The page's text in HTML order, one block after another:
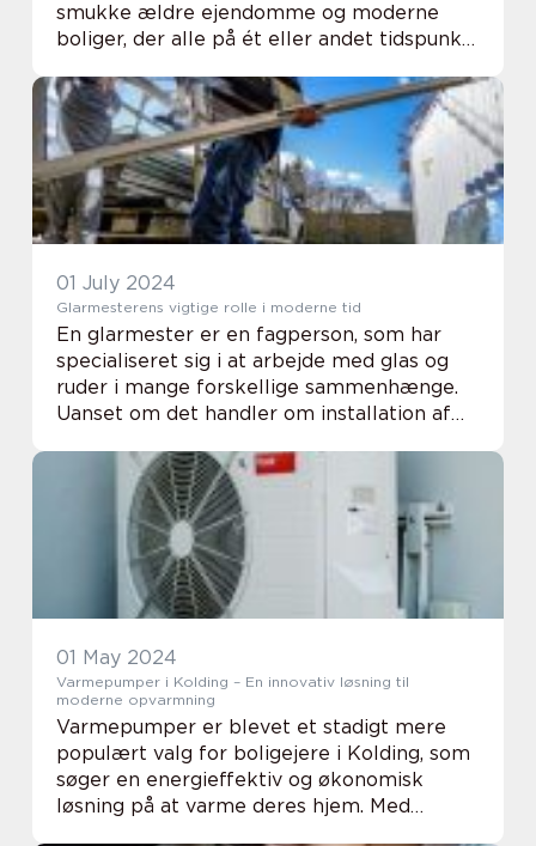
smukke ældre ejendomme og moderne
boliger, der alle på ét eller andet tidspunkt
omgang maling kan gøre underværker for
en boligs udseen...
01 July 2024
Glarmesterens vigtige rolle i moderne tid
En glarmester er en fagperson, som har
specialiseret sig i at arbejde med glas og
ruder i mange forskellige sammenhænge.
Uanset om det handler om installation af
specialdesign af glasdøre og -facader, så ...
01 May 2024
Varmepumper i Kolding – En innovativ løsning til
moderne opvarmning
Varmepumper er blevet et stadigt mere
populært valg for boligejere i Kolding, som
søger en energieffektiv og økonomisk
løsning på at varme deres hjem. Med